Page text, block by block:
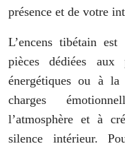
présence et de votre
L’encens tibétain
pièces dédiées aux
énergétiques ou à
charges
l’atmosphère et à
silence intérieur.